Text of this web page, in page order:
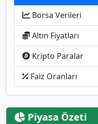
Borsa Verileri
Altın Fiyatları
Kripto Paralar
Faiz Oranları
Piyasa Özeti